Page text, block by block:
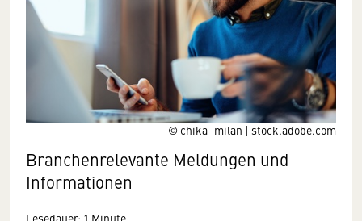
© chika_milan | stock.adobe.com
Branchenrelevante Meldungen und
Informationen
Lesedauer: 1 Minute